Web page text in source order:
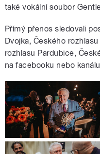
také vokální soubor
Přímý přenos sledovali
Dvojka, Českého
rozhlasu Pardubice,
na facebooku nebo